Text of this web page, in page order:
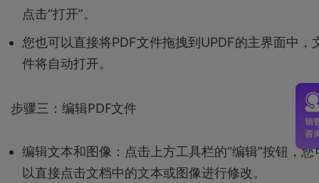
点击“打开”。
您也可以直接将PDF文件拖拽到UPDF的主界面中，
件将自动打开。
步骤三：编辑PDF文件
编辑文本和图像：点击上方工具栏的“编辑”按钮，您
以直接点击文档中的文本或图像进行修改。